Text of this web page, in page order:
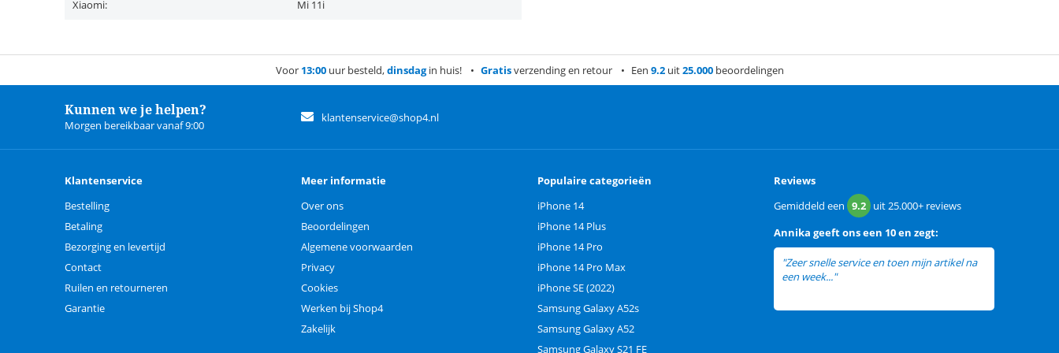
Xiaomi: Mi 11i
Voor 13:00uur besteld,dinsdagin huis! Gratisverzending en retour Een 9.2uit25.000beoordelingen
Kunnen we je helpen?
Morgen bereikbaar vanaf 9:00
klantenservice@shop4.nl
Klantenservice
Bestelling
Betaling
Bezorging en levertijd
Contact
Ruilen en retourneren
Garantie
Meer informatie
Over ons
Beoordelingen
Algemene voorwaarden
Privacy
Cookies
Werken bij Shop4
Zakelijk
Populaire categorieën
iPhone 14
iPhone 14 Plus
iPhone 14 Pro
iPhone 14 Pro Max
iPhone SE (2022)
Samsung Galaxy A52s
Samsung Galaxy A52
Samsung Galaxy S21 FE
Reviews
Gemiddeld een 9.2 uit25.000+ reviews
Annika geeft ons een 10 en zegt:
"Zeer snelle service en toen mijn artikel na
een week..."